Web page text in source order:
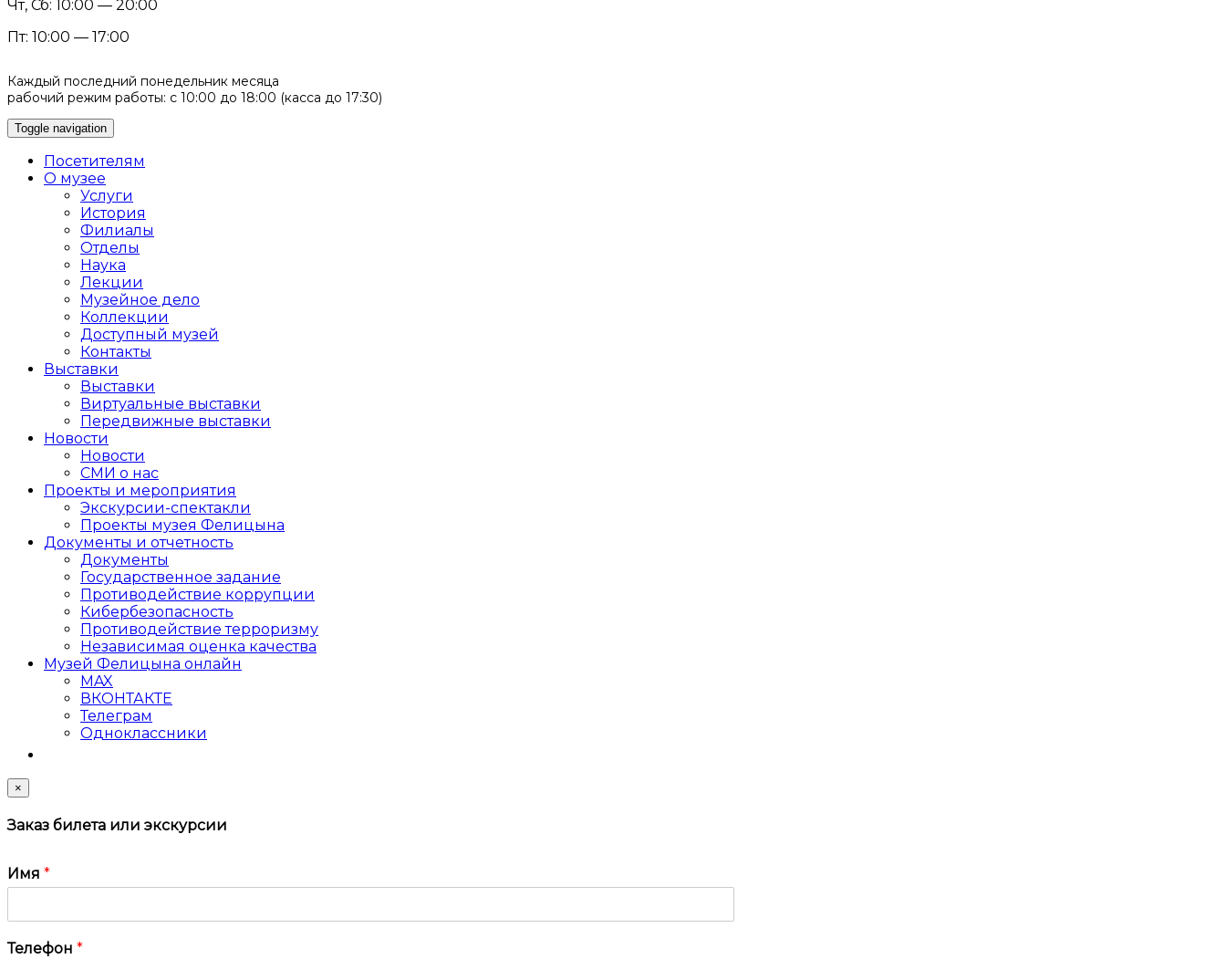
Чт, Сб: 10:00 — 20:00
Пт: 10:00 — 17:00
Каждый последний понедельник месяца
рабочий режим работы: с 10:00 до 18:00 (касса до 17:30)
Toggle navigation
Посетителям
О музее
Услуги
История
Филиалы
Отделы
Наука
Лекции
Музейное дело
Коллекции
Доступный музей
Контакты
Выставки
Выставки
Виртуальные выставки
Передвижные выставки
Новости
Новости
СМИ о нас
Проекты и мероприятия
Экскурсии-спектакли
Проекты музея Фелицына
Документы и отчетность
Документы
Государственное задание
Противодействие коррупции
Кибер­безопасность
Противодействие терроризму
Независимая оценка качества
Музей Фелицына онлайн
MAX
ВКОНТАКТЕ
Телеграм
Одноклассники
×
Заказ билета или экскурсии
Имя *
Телефон *